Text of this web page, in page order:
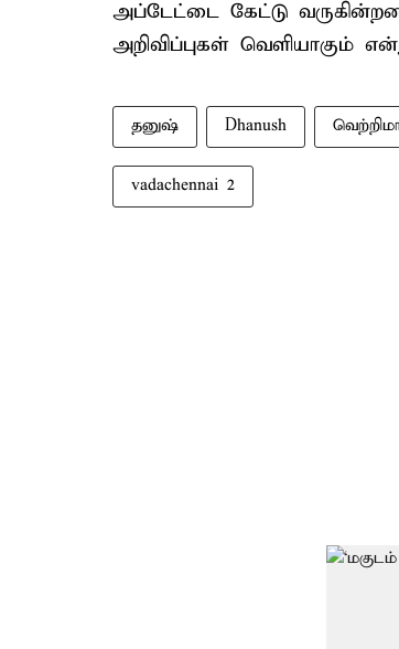
அப்டேட்டை கேட்டு
அறிவிப்புகள் வெளியாகும்
தனுஷ் Dhanush
vadachennai 2